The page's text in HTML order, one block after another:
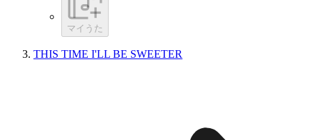
マイうた
THIS TIME I'LL BE SWEETER